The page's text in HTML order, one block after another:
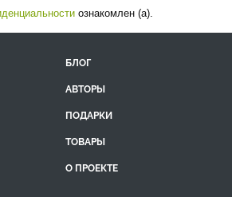
ознакомлен (а).
БЛОГ
АВТОРЫ
ПОДАРКИ
ТОВАРЫ
О ПРОЕКТЕ